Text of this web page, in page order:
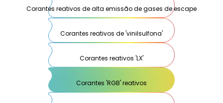
Corantes reativos de alta emissão de gases de escape
Corantes reativos de 'vinilsulfona'
Corantes reativos 'LX'
Corantes 'RGB' reativos